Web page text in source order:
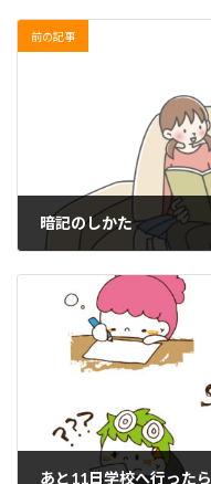
前の記事
暗記のしかた
あと11日学校へ行ったら